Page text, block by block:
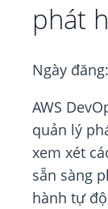
phát
Ngày đăng:
AWS
quản lý
xem xét
sẵn sàng
hành tự